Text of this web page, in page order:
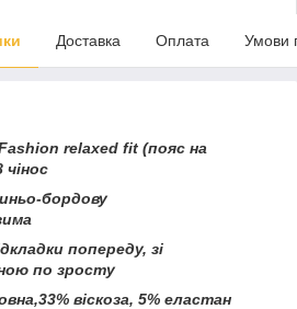
Доставка Оплата Умови
relaxed fit (пояс на
чінос
бордову
попереду, зі
по зросту
віскоза, 5% еластан